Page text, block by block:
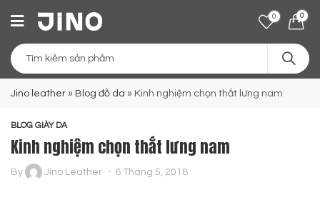
0 0
Jino leather » Blog đồ da » Kinh nghiệm chọn thắt lưng nam
BLOG GIÀY DA
Kinh nghiệm chọn thắt lưng nam
By Jino Leather 6 Tháng 5, 2018